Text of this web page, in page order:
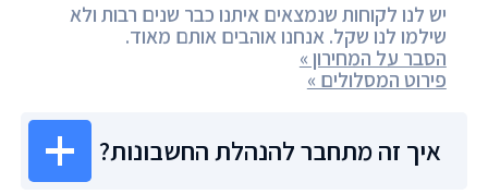
יש לנו לקוחות שנמצאים איתנו כבר שנים רבות ולא
שילמו לנו שקל. אנחנו אוהבים אותם מאוד.
הסבר על המחירון »
פירוט המסלולים »
איך זה מתחבר להנהלת החשבונות?